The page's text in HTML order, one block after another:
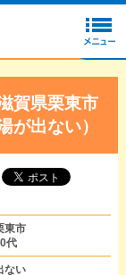
賀県栗東市
が出ない）
東市
代
ない